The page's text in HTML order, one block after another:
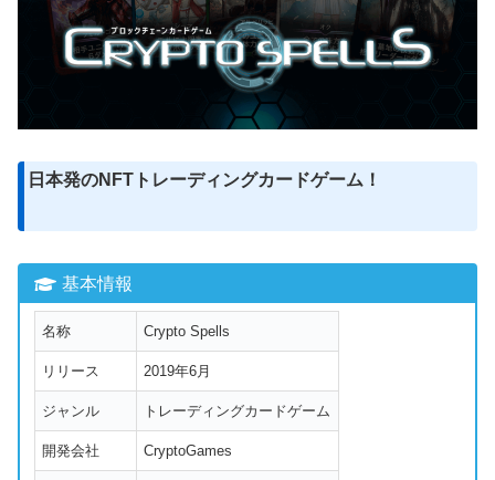
日本発のNFTトレーディングカードゲーム！
基本情報
名称 Crypto Spells
リリース 2019年6月
ジャンル トレーディングカードゲーム
開発会社 CryptoGames